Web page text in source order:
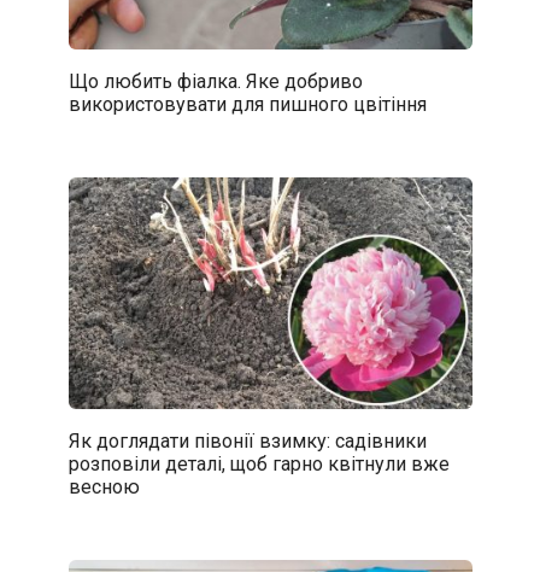
Що любить фіалка. Яке добриво
використовувати для пишного цвітіння
Як доглядати півонії взимку: садівники
розповіли деталі, щоб гарно квітнули вже
весною